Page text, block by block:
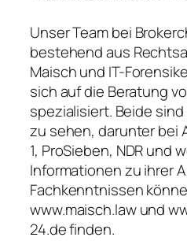
Unser Team bei
bestehend aus
Maisch und IT-
sich auf die Beratung
spezialisiert. Beide
zu sehen, darunter bei
1, ProSieben, NDR und
Informationen zu ihrer
Fachkenntnissen
www.maisch.law und
24.de finden.